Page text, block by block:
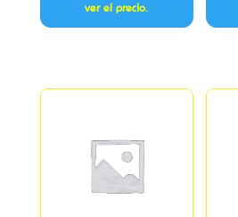
ver el precio.